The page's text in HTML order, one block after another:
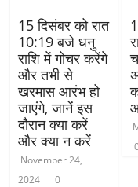
15 दिसंबर को रात
10:19 बजे धनु
राशि में गोचर करेंगे
और तभी से
खरमास आरंभ हो
जाएंगे, जानें इस
दौरान क्या करें
और क्या न करें
November 24,
2024
0